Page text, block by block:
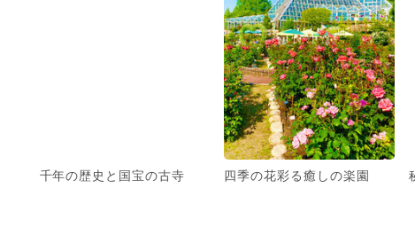
千年の歴史と国宝の古寺 四季の花彩る癒しの楽園